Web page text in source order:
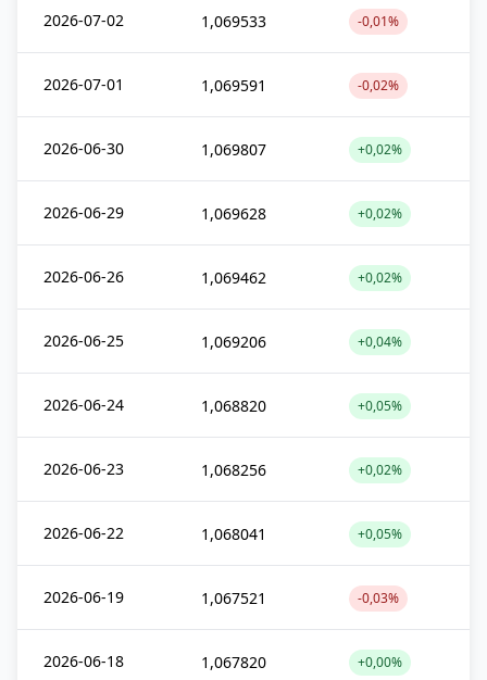
2026-07-02 1,069533 -0,01%
2026-07-01 1,069591 -0,02%
2026-06-30 1,069807 +0,02%
2026-06-29 1,069628 +0,02%
2026-06-26 1,069462 +0,02%
2026-06-25 1,069206 +0,04%
2026-06-24 1,068820 +0,05%
2026-06-23 1,068256 +0,02%
2026-06-22 1,068041 +0,05%
2026-06-19 1,067521 -0,03%
2026-06-18 1,067820 +0,00%